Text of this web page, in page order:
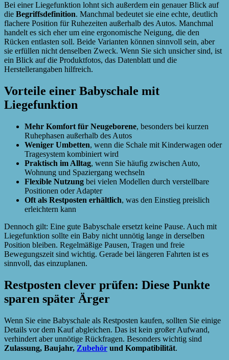
Bei einer Liegefunktion lohnt sich außerdem ein genauer Blick auf
die Begriffsdefinition. Manchmal bedeutet sie eine echte, deutlich
flachere Position für Ruhezeiten außerhalb des Autos. Manchmal
handelt es sich eher um eine ergonomische Neigung, die den
Rücken entlasten soll. Beide Varianten können sinnvoll sein, aber
sie erfüllen nicht denselben Zweck. Wenn Sie sich unsicher sind, ist
ein Blick auf die Produktfotos, das Datenblatt und die
Herstellerangaben hilfreich.
Vorteile einer Babyschale mit
Liegefunktion
Mehr Komfort für Neugeborene, besonders bei kurzen
Ruhephasen außerhalb des Autos
Weniger Umbetten, wenn die Schale mit Kinderwagen oder
Tragesystem kombiniert wird
Praktisch im Alltag, wenn Sie häufig zwischen Auto,
Wohnung und Spaziergang wechseln
Flexible Nutzung bei vielen Modellen durch verstellbare
Positionen oder Adapter
Oft als Restposten erhältlich, was den Einstieg preislich
erleichtern kann
Dennoch gilt: Eine gute Babyschale ersetzt keine Pause. Auch mit
Liegefunktion sollte ein Baby nicht unnötig lange in derselben
Position bleiben. Regelmäßige Pausen, Tragen und freie
Bewegungszeit sind wichtig. Gerade bei längeren Fahrten ist es
sinnvoll, das einzuplanen.
Restposten clever prüfen: Diese Punkte
sparen später Ärger
Wenn Sie eine Babyschale als Restposten kaufen, sollten Sie einige
Details vor dem Kauf abgleichen. Das ist kein großer Aufwand,
verhindert aber unnötige Rückfragen. Besonders wichtig sind
Zulassung, Baujahr, Zubehör und Kompatibilität.